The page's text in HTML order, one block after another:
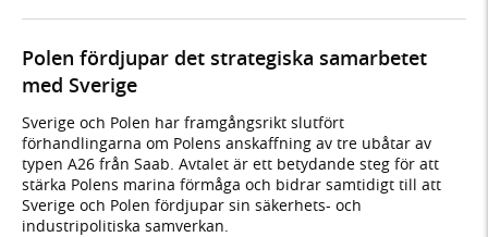
Polen fördjupar det strategiska samarbetet
med Sverige
Sverige och Polen har framgångsrikt slutfört
förhandlingarna om Polens anskaffning av tre ubåtar av
typen A26 från Saab. Avtalet är ett betydande steg för att
stärka Polens marina förmåga och bidrar samtidigt till att
Sverige och Polen fördjupar sin säkerhets- och
industripolitiska samverkan.